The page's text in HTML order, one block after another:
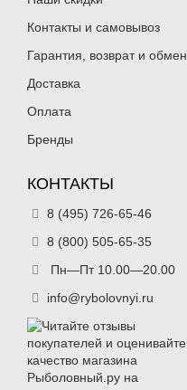
Контакты и самовывоз
Гарантия, возврат и обмен
Доставка
Оплата
Бренды
КОНТАКТЫ
8 (495) 726-65-46
8 (800) 505-65-35
Пн—Пт 10.00—20.00
info@rybolovnyi.ru